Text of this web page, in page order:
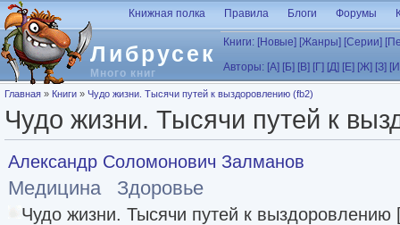
Перейти к основному содержанию
Либрусек
Много книг
Книжная полка Правила Блоги Форумы
Книги: [Новые] [Жанры] [Серии]
Авторы: [А] [Б] [В] [Г] [Д] [Е] [Ж] [З]
Вы здесь
Главная » Книги » Чудо жизни. Тысячи путей к выздоровлению (fb2)
Чудо жизни. Тысячи путей к
Александр Соломонович Залманов
Медицина Здоровье
Чудо жизни. Тысячи путей к